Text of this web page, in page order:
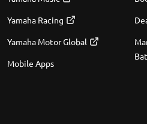
Yamaha Racing
Yamaha Motor Global
Mobile Apps